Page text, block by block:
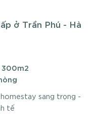
ở Trần Phú - Hà
300m2
sang trọng -
tế